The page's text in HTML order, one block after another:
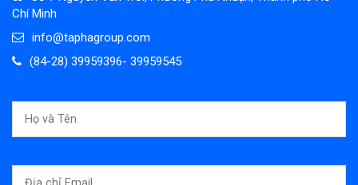
Chí Minh
info@taphagroup.com
(84-28) 39959396- 39959545